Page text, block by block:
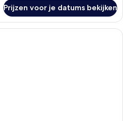
Prijzen voor je datums bekijken
Een ruime slaapkamer met een